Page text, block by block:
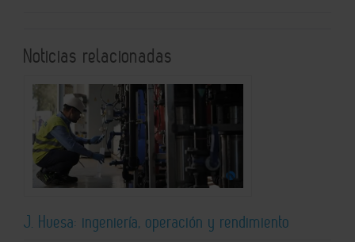
Noticias relacionadas
J. Huesa: ingeniería, operación y rendimiento